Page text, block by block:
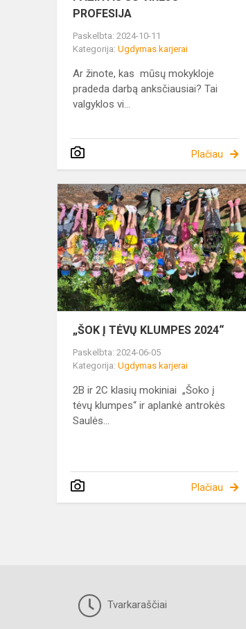
PROFESIJA
Paskelbta: 2024-10-11
Kategorija: Ugdymas karjerai
Ar žinote, kas mūsų mokykloje
pradeda darbą anksčiausiai? Tai
valgyklos vi...
Plačiau
„ŠOK Į TĖVŲ KLUMPES 2024“
Paskelbta: 2024-06-05
Kategorija: Ugdymas karjerai
2B ir 2C klasių mokiniai „Šoko į
tėvų klumpes“ ir aplankė antrokės
Saulės...
Plačiau
Tvarkaraščiai